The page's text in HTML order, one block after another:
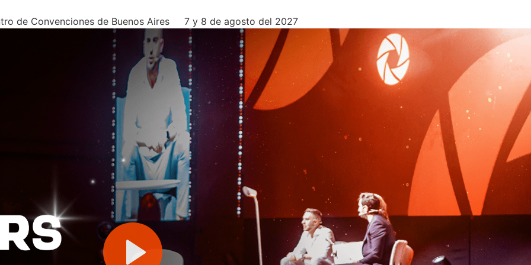
de Convenciones de Buenos Aires 7 y 8 de agosto del 2027